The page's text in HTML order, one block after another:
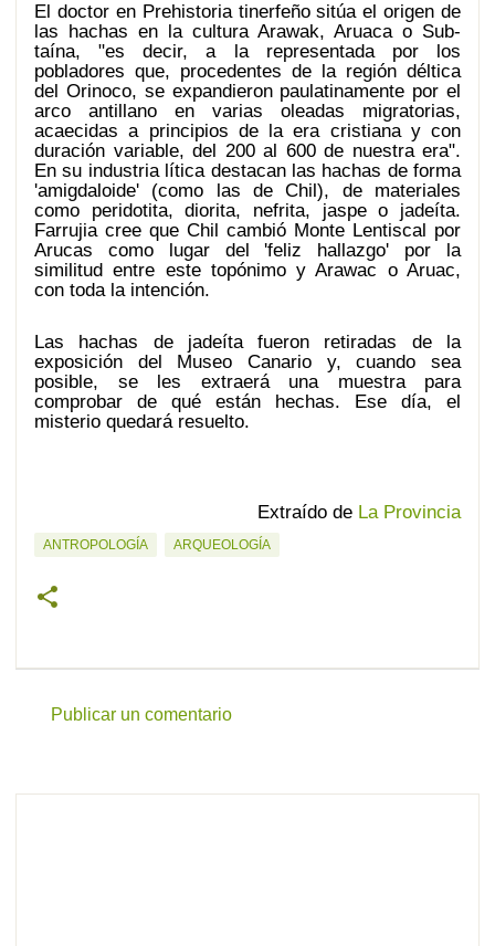
El doctor en Prehistoria tinerfeño sitúa el origen de
las hachas en la cultura Arawak, Aruaca o Sub-
taína, "es decir, a la representada por los
pobladores que, procedentes de la región déltica
del Orinoco, se expandieron paulatinamente por el
arco antillano en varias oleadas migratorias,
acaecidas a principios de la era cristiana y con
duración variable, del 200 al 600 de nuestra era".
En su industria lítica destacan las hachas de forma
'amigdaloide' (como las de Chil), de materiales
como peridotita, diorita, nefrita, jaspe o jadeíta.
Farrujia cree que Chil cambió Monte Lentiscal por
Arucas como lugar del 'feliz hallazgo' por la
similitud entre este topónimo y Arawac o Aruac,
con toda la intención.
Las hachas de jadeíta fueron retiradas de la
exposición del Museo Canario y, cuando sea
posible, se les extraerá una muestra para
comprobar de qué están hechas. Ese día, el
misterio quedará resuelto.
Extraído de La Provincia
ANTROPOLOGÍA ARQUEOLOGÍA
Publicar un comentario